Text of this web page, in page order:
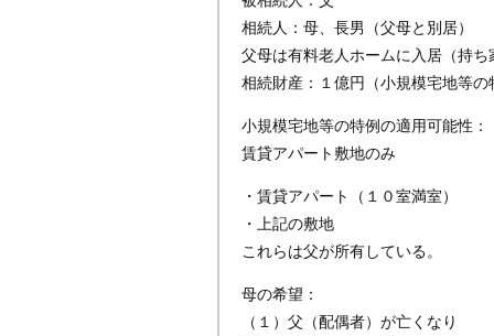
相続人：母、長男（父母と別居）
父母は有料老人ホームに入居（持ち
相続財産：１億円（小規模宅地等の
小規模宅地等の特例の適用可能性：
賃貸アパート敷地のみ
・賃貸アパート（１０室満室）
・上記の敷地
これらは父が所有している。
母の希望：
（１）父（配偶者）が亡くなり